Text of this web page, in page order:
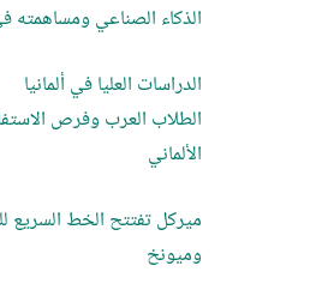
الذكاء الصناعي ومساهمته
الدراسات العليا في ألمانيا
الطلاب العرب وفرص
الألماني
ميركل تفتتح الخط السريع
وميونخ